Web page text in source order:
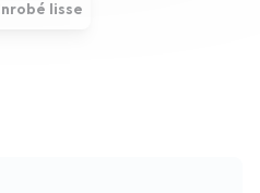
lisse